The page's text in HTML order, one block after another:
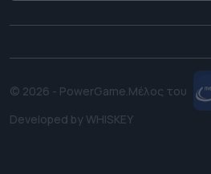
© 2026 - PowerGame.Μέλος του
Developed by WHISKEY